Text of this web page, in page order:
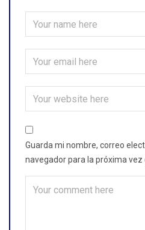
Guarda mi nombre, correo
navegador para la próxima vez